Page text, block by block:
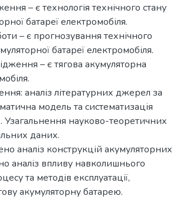
– є технологія технічного стану
батареї електромобіля.
– є прогнозування технічного
батареї електромобіля.
– є тягова акумуляторна
аналіз літературних джерел за
модель та систематизація
Узагальнення науково-теоретичних
даних.
аналіз конструкцій акумуляторних
аналіз впливу навколишнього
та методів експлуатації,
акумуляторну батарею.